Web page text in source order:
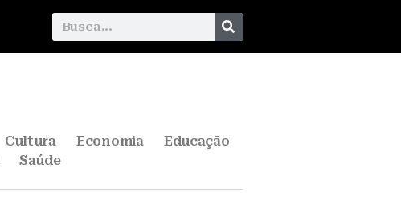
Cultura Economia
Educação
Saúde